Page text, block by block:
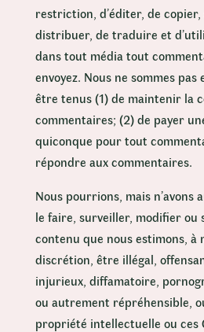
restriction, d’éditer, de
distribuer, de traduire et
dans tout média tout
envoyez. Nous ne sommes pas
être tenus (1) de maintenir la
commentaires; (2) de payer
quiconque pour tout
répondre aux commentaires.
Nous pourrions, mais n’avons
le faire, surveiller, modifier ou
contenu que nous estimons, à
discrétion, être illégal,
injurieux, diffamatoire,
ou autrement répréhensible,
propriété intellectuelle ou ces